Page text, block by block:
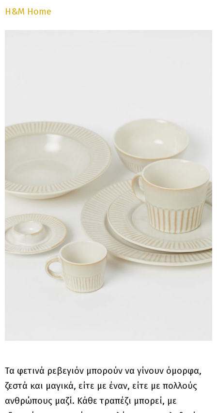
H&M Home
Τα φετινά ρεβεγιόν μπορούν να γίνουν όμορφα,
ζεστά και μαγικά, είτε με έναν, είτε με πολλούς
ανθρώπους μαζί. Κάθε τραπέζι μπορεί, με